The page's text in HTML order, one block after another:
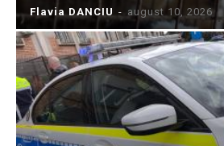
Flavia DANCIU - august 10, 2026